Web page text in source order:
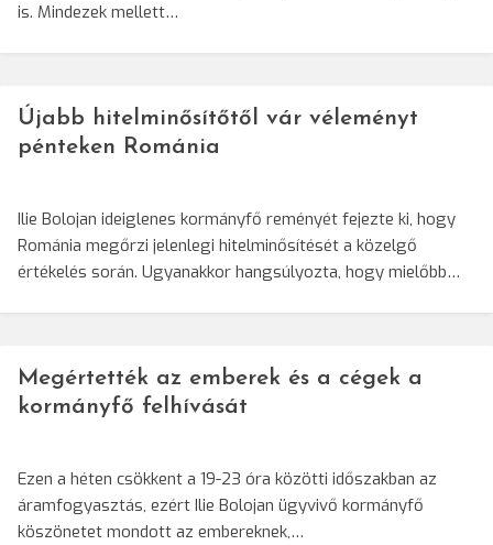
is. Mindezek mellett…
Újabb hitelminősítőtől vár véleményt
pénteken Románia
Ilie Bolojan ideiglenes kormányfő reményét fejezte ki, hogy
Románia megőrzi jelenlegi hitelminősítését a közelgő
értékelés során. Ugyanakkor hangsúlyozta, hogy mielőbb…
Megértették az emberek és a cégek a
kormányfő felhívását
Ezen a héten csökkent a 19-23 óra közötti időszakban az
áramfogyasztás, ezért Ilie Bolojan ügyvivő kormányfő
köszönetet mondott az embereknek,…